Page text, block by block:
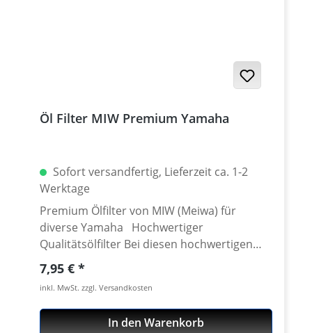
Öl Filter MIW Premium Yamaha
Sofort versandfertig, Lieferzeit ca. 1-2
Werktage
Premium Ölfilter von MIW (Meiwa) für
diverse Yamaha Hochwertiger
Qualitätsölfilter Bei diesen hochwertigen
Marken-Ölfiltern sind alle
Metallkomponenten verzinkt oder so
behandelt, dass Korrosion verhindert wird.
Das Filterpapier wird gefaltet, gehärtet und
mechanisch verbunden, um eine 100%ige
Regulärer Preis:
7,95 €
inkl. MwSt. zzgl. Versandkosten
In den Warenkorb